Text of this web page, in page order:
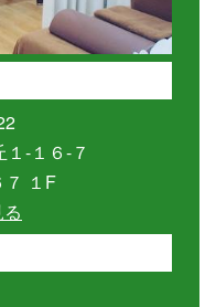
-１６-７
７ １F